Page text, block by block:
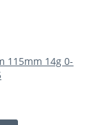
115mm 14g 0-